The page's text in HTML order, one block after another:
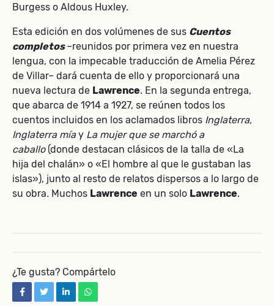
Burgess o Aldous Huxley.
Esta edición en dos volúmenes de sus Cuentos
completos –reunidos por primera vez en nuestra
lengua, con la impecable traducción de Amelia Pérez
de Villar– dará cuenta de ello y proporcionará una
nueva lectura de Lawrence. En la segunda entrega,
que abarca de 1914 a 1927, se reúnen todos los
cuentos incluidos en los aclamados libros Inglaterra,
Inglaterra míay La mujer que se marchó a
caballo (donde destacan clásicos de la talla de «La
hija del chalán» o «El hombre al que le gustaban las
islas»), junto al resto de relatos dispersos a lo largo de
su obra. Muchos Lawrence en un solo Lawrence.
¿Te gusta? Compártelo
facebooktwitterlinkedinwhatsapp